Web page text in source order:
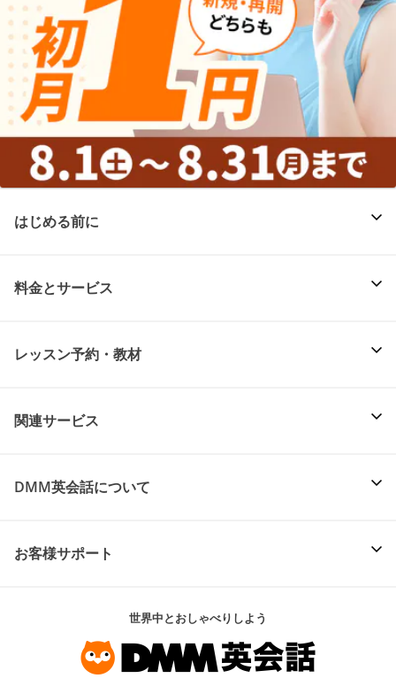
はじめる前に
料金とサービス
レッスン予約・教材
関連サービス
DMM英会話について
お客様サポート
世界中とおしゃべりしよう